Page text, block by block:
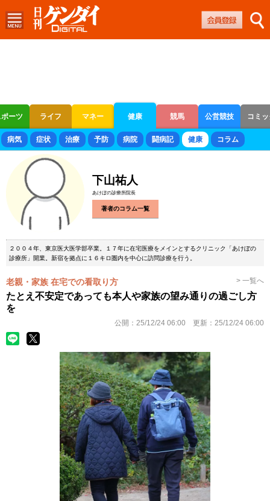
ーツ ライフ マネー 健康 競馬 公営競技 コミ
ボートレース 競輪 オートレース
病気 症状 治療 予防 病院 闘病記 健康 コラム
下山祐人
あけぼの診療所院長
著者のコラム一覧
２００４年、東京医大医学部卒業。１７年に在宅医療をメインとするクリニック「あけぼの
診療所」開業。新宿を拠点に１６キロ圏内を中心に訪問診療を行う。
老親・家族 在宅での看取り方 > 一覧へ
たとえ不安定であっても本人や家族の望み通りの過ごし方
を
公開： 25/12/24 06:00 更新： 25/12/24 06:00